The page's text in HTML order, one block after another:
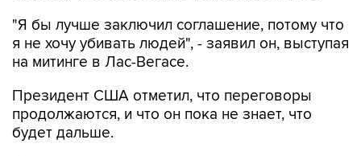
"Я бы лучше заключил соглашение, потому что
я не хочу убивать людей", - заявил он, выступая
на митинге в Лас-Вегасе.
Президент США отметил, что переговоры
продолжаются, и что он пока не знает, что
будет дальше.